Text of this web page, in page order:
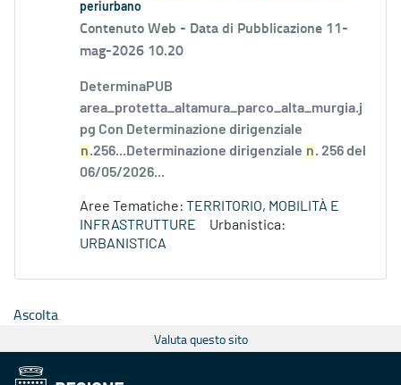
periurbano
Contenuto Web - Data di Pubblicazione 11-
mag-2026 10.20
DeterminaPUB
area_protetta_altamura_parco_alta_murgia.j
pg Con Determinazione dirigenziale
n.256...Determinazione dirigenziale n. 256 del
06/05/2026...
Aree Tematiche: TERRITORIO, MOBILITÀ E
INFRASTRUTTURE
Urbanistica:
URBANISTICA
Ascolta
Valuta questo sito